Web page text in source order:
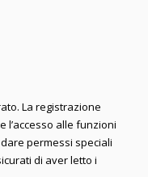
La registrazione
l’accesso alle funzioni
permessi speciali
di aver letto i